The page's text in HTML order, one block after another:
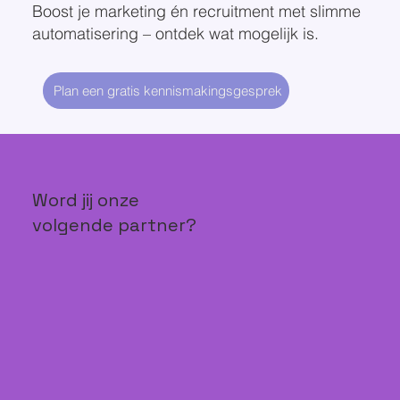
Boost je marketing én recruitment met slimme
automatisering – ontdek wat mogelijk is.
Plan een gratis kennismakingsgesprek
Word jij onze
volgende partner?